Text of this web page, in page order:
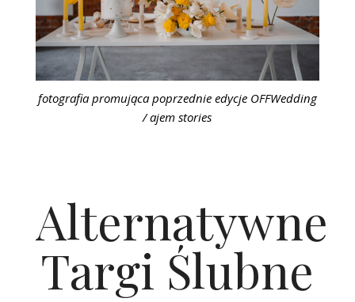
fotografia promująca poprzednie edycje OFFWedding
/ ajem stories
Alternatywne
Targi Ślubne